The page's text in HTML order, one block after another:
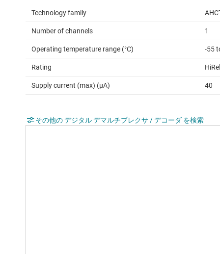
Technology family
Number of channels 1
Operating temperature range (°C) -55
Rating
Supply current (max) (µA) 40
その他の デジタル デマルチプレクサ / デコーダ を検索